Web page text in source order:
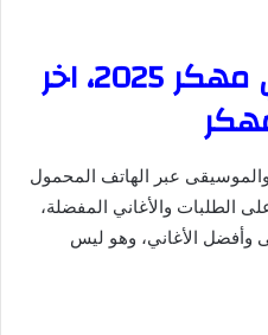
سلبيات سبوتيفاي مهكر 2025، اخر
عبر الهاتف المحمول
الطلبات والأغاني المفضلة،
وأفضل الأغاني، وهو ليس